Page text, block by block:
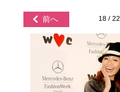
前へ 18 / 22